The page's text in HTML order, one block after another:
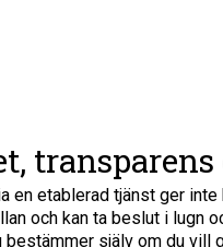
en etablerad tjänst ger
och kan ta beslut i lugn
själv om du vill